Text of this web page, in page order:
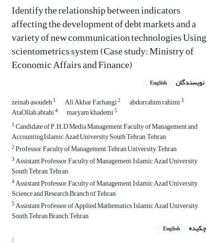
Identify the relationship between indicators
affecting the development of debt markets and a
variety of new communication technologies Using
scientometrics system (Case study: Ministry of
Economic Affairs and Finance)
نویسندگان English
zeinab asoudeh1 Ali Akbar Farhangi2 abdorrahim rahimi3
AtaOllah abtahi4 maryam khademi5
1Candidate of P.H.D Media Management, Faculty of Management and
Accounting,Islamic Azad University South Tehran, Tehran
2Professor, Faculty of Management, Tehran University, Tehran
3Assistant Professor, Faculty of Management, Islamic Azad University
South Tehran, Tehran
4Assistant Professor, Faculty of Management, Islamic Azad University,
Science and Research Branch of Tehran
5Assistant Professor of Applied Mathematics, Islamic Azad University,
South Tehran Branch, Tehran
چکیده
English